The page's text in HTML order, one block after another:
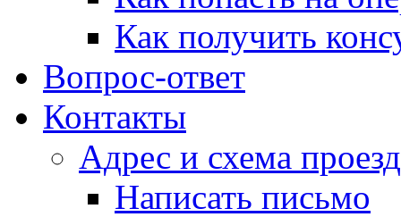
Как получить
Вопрос-ответ
Контакты
Адрес и схема
Написать письмо